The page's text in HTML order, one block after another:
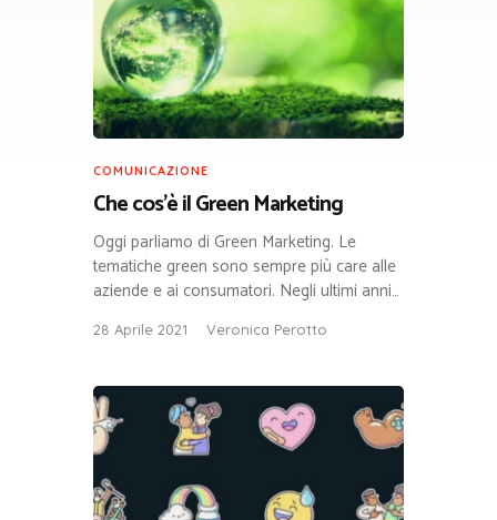
COMUNICAZIONE
Che cos’è il Green Marketing
Oggi parliamo di Green Marketing. Le
tematiche green sono sempre più care alle
aziende e ai consumatori. Negli ultimi anni…
28 Aprile 2021 Veronica Perotto